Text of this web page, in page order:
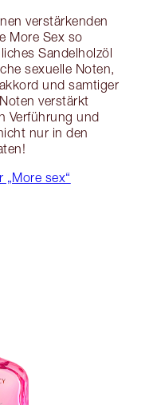
verstärkenden
More Sex so
Sandelholzöl
sexuelle Noten,
und samtiger
verstärkt
Verführung und
nur in den
sex“